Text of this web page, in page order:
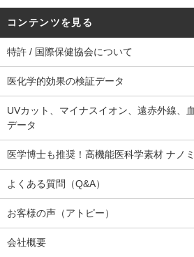
コンテンツを見る
特許 / 国際保健協会について
医化学的効果の検証データ
UVカット、マイナスイオン、遠赤外線、
データ
医学博士も推奨！高機能医科学素材 ナノ
よくある質問（Q&A）
お客様の声（アトピー）
会社概要